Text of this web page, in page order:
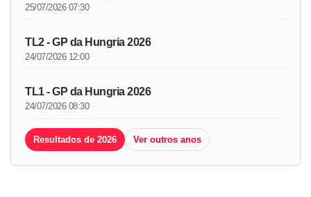
25/07/2026 07:30
TL2 - GP da Hungria 2026
24/07/2026 12:00
TL1 - GP da Hungria 2026
24/07/2026 08:30
Resultados de 2026 Ver outros anos